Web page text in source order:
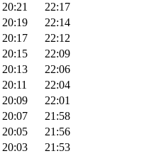
20:21
22:17
20:19
22:14
20:17
22:12
20:15
22:09
20:13
22:06
20:11
22:04
20:09
22:01
20:07
21:58
20:05
21:56
20:03
21:53